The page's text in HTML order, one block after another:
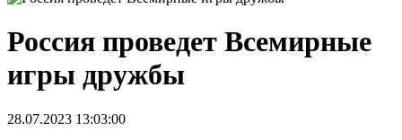
Россия проведет Всемирные
игры дружбы
28.07.2023 13:03:00